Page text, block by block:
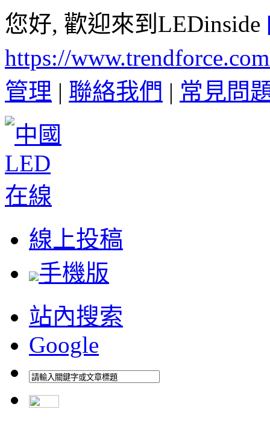
您好, 歡迎來到LEDinside
https://
管理 | 聯絡我們 | 常見問
線上投稿
手機版
站內搜索
Google